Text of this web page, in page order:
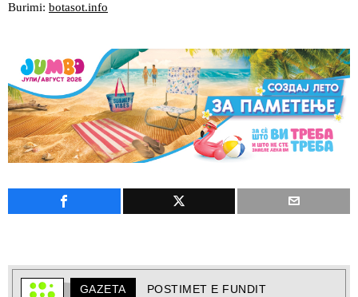
Burimi: botasot.info
GAZETA POSTIMET E FUNDIT